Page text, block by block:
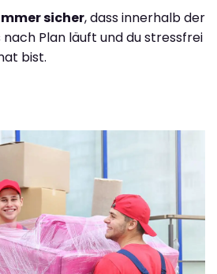
sicher, dass innerhalb der
nach Plan läuft und du stressfrei
bist.